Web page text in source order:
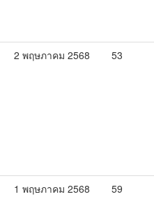
2 พฤษภาคม 2568 53
1 พฤษภาคม 2568 59